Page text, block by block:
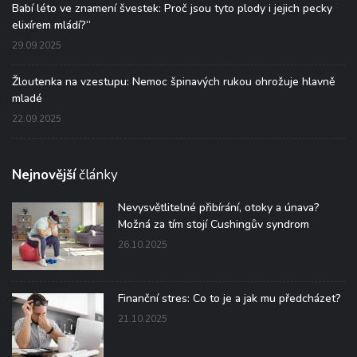
Babí léto ve znamení švestek: Proč jsou tyto plody i jejich pecky
elixírem mládí?“
29.09.2025
Žloutenka na vzestupu: Nemoc špinavých rukou ohrožuje hlavně
mladé
22.09.2025
Nejnovějšíčlánky
Nevysvětlitelné přibírání, otoky a únava?
Možná za tím stojí Cushingův syndrom
26.10.2025
Finanční stres: Co to je a jak mu předcházet?
21.10.2025